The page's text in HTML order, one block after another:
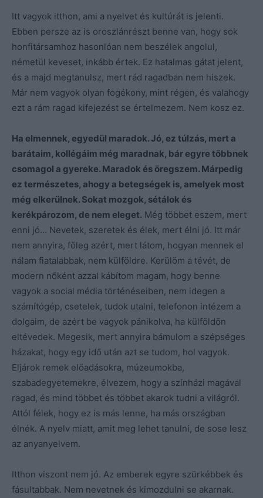
Itt vagyok itthon, ami a nyelvet és kultúrát is jelenti.
Ebben persze az is oroszlánrészt benne van, hogy sok
honfitársamhoz hasonlóan nem beszélek angolul,
németül keveset, inkább értek. Ez hatalmas gátat jelent,
és a majd megtanulsz, mert rád ragadban nem hiszek.
Már nem vagyok olyan fogékony, mint régen, és valahogy
ezt a rám ragad kifejezést se értelmezem. Nem kosz ez.
Ha elmennek, egyedül maradok. Jó, ez túlzás, mert a
barátaim, kollégáim még maradnak, bár egyre többnek
csomagol a gyereke. Maradok és öregszem. Márpedig
ez természetes, ahogy a betegségek is, amelyek most
még elkerülnek. Sokat mozgok, sétálok és
kerékpározom, de nem eleget. Még többet eszem, mert
enni jó… Nevetek, szeretek és élek, mert élni jó. Itt már
nem annyira, főleg azért, mert látom, hogyan mennek el
nálam fiatalabbak, nem külföldre. Kerülöm a tévét, de
modern nőként azzal kábítom magam, hogy benne
vagyok a social média történéseiben, nem idegen a
számítógép, csetelek, tudok utalni, telefonon intézem a
dolgaim, de azért be vagyok pánikolva, ha külföldön
eltévedek. Megesik, mert annyira bámulom a szépséges
házakat, hogy egy idő után azt se tudom, hol vagyok.
Eljárok remek előadásokra, múzeumokba,
szabadegyetemekre, élvezem, hogy a színházi magával
ragad, és mind többet és többet akarok tudni a világról.
Attól félek, hogy ez is más lenne, ha más országban
élnék. A nyelv miatt, amit meg lehet tanulni, de sose lesz
az anyanyelvem.
Itthon viszont nem jó. Az emberek egyre szürkébbek és
fásultabbak. Nem nevetnek és kimozdulni se akarnak.